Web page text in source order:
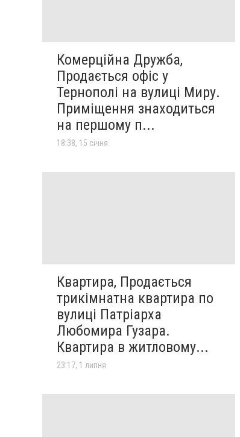
Комерційна Дружба,
Продається офіс у
Тернополі на вулиці Миру.
Приміщення знаходиться
на першому п...
18:38, 15 січня
Квартира, Продається
трикімнатна квартира по
вулиці Патріарха
Любомира Гузара.
Квартира в житловому...
23:17, 1 липня